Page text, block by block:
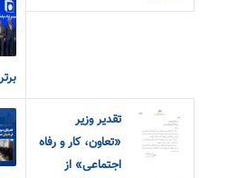
تقدیر وزیر
«تعاون، کار و رفاه
اجتماعی» از